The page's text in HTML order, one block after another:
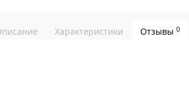
Характеристики Отзывы 0